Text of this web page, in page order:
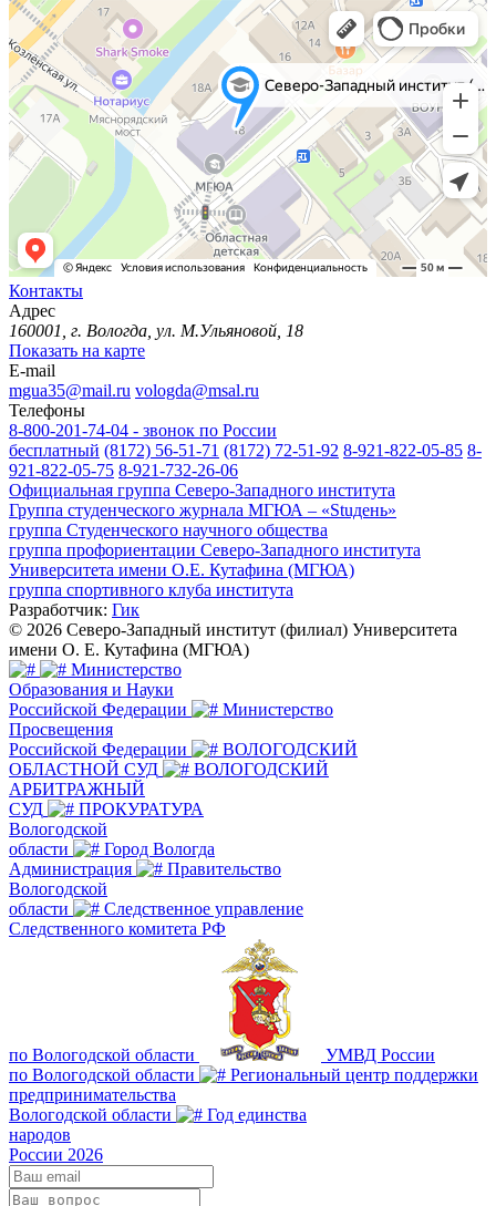
Контакты
Адрес
160001, г. Вологда, ул. М.Ульяновой, 18
Показать на карте
E-mail
mgua35@mail.ru vologda@msal.ru
Телефоны
8-800-201-74-04 - звонок по России
бесплатный (8172) 56-51-71 (8172) 72-51-92 8-921-822-05-85 8-
921-822-05-75 8-921-732-26-06
Официальная группа Северо-Западного института
Группа студенческого журнала МГЮА – «Stuдень»
группа Студенческого научного общества
группа профориентации Северо-Западного института
Университета имени О.Е. Кутафина (МГЮА)
группа спортивного клуба института
Разработчик: Гик
© 2026 Северо-Западный институт (филиал) Университета
имени О. Е. Кутафина (МГЮА)
Министерство
Образования и Науки
Российской Федерации
Министерство
Просвещения
Российской Федерации
ВОЛОГОДСКИЙ
ОБЛАСТНОЙ СУД
ВОЛОГОДСКИЙ
АРБИТРАЖНЫЙ
СУД
ПРОКУРАТУРА
Вологодской
области
Город Вологда
Администрация
Правительство
Вологодской
области
Следственное управление
Следственного комитета РФ
по Вологодской области
УМВД России
по Вологодской области
Региональный центр поддержки
предпринимательства
Вологодской области
Год единства
народов
России 2026